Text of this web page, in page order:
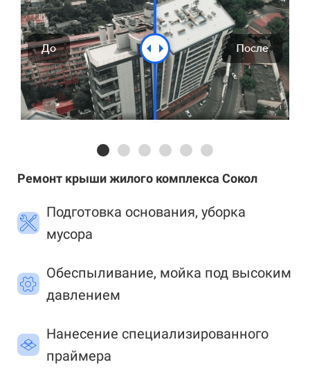
До После
Ремонт крыши жилого комплекса Сокол
Подготовка основания, уборка
мусора
Обеспыливание, мойка под высоким
давлением
Нанесение специализированного
праймера